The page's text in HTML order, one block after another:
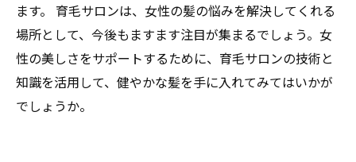
ます。 育毛サロンは、女性の髪の悩みを解決してくれる
場所として、今後もますます注目が集まるでしょう。女
性の美しさをサポートするために、育毛サロンの技術と
知識を活用して、健やかな髪を手に入れてみてはいかが
でしょうか。